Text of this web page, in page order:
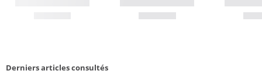
Derniers articles consultés